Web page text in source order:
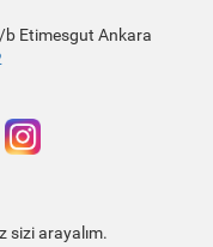
Etimesgut Ankara
sizi arayalım.